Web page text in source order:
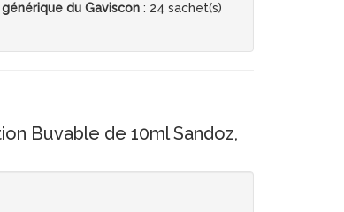
du Gaviscon : 24 sachet(s)
Buvable de 10ml Sandoz,